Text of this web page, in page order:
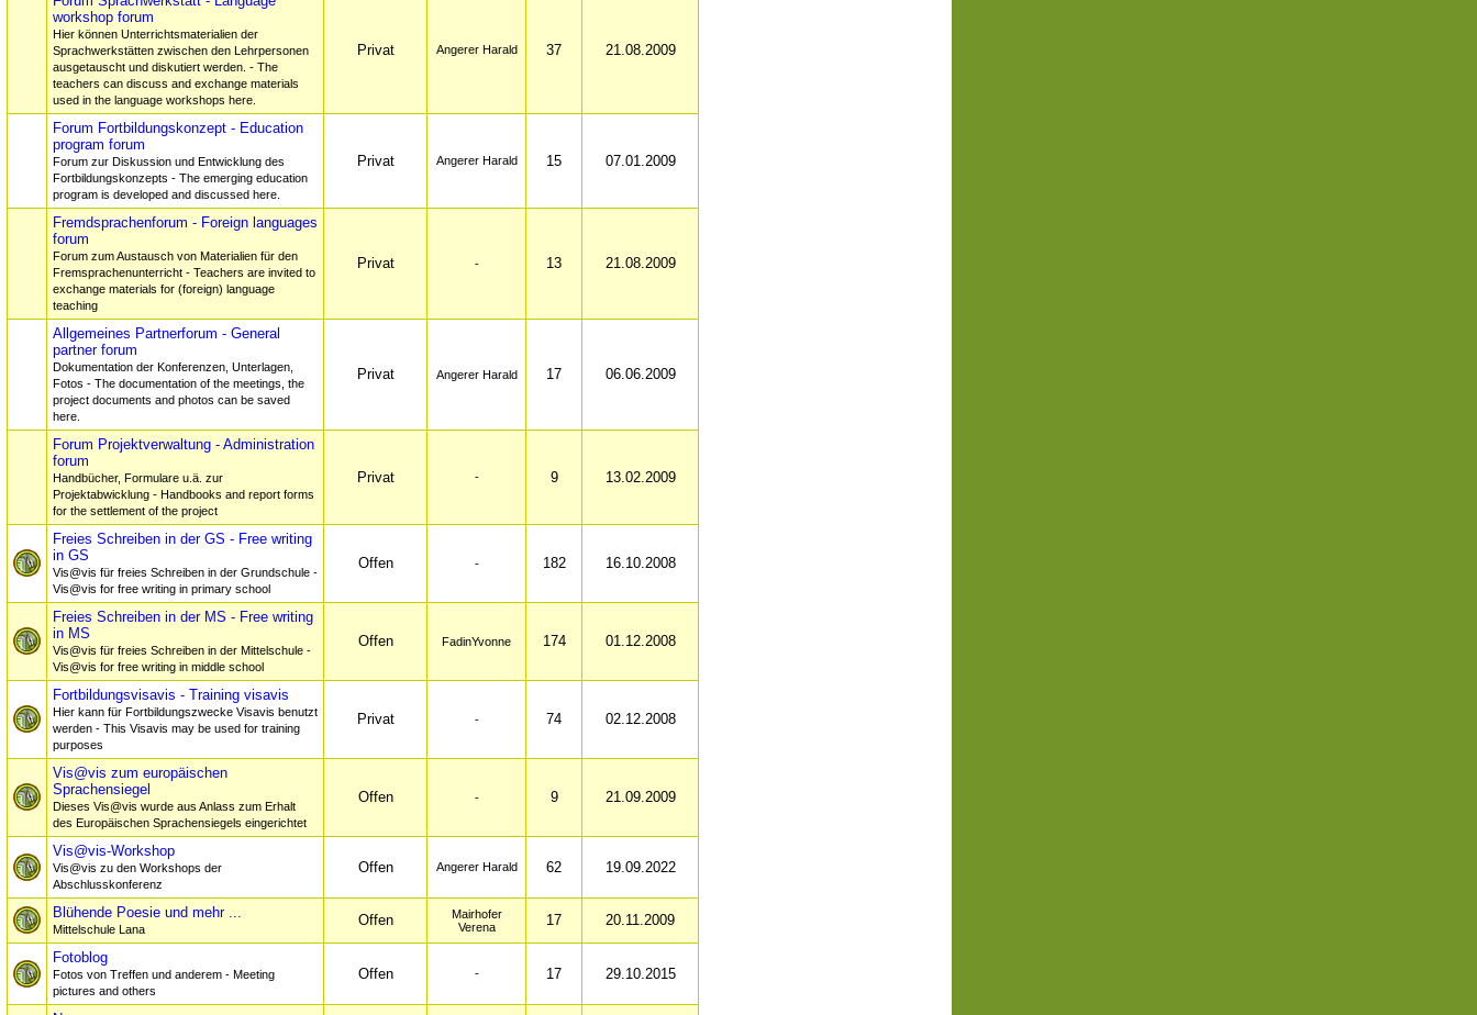
workshop forum
Hier können Unterrichtsmaterialien der
Sprachwerkstätten zwischen den Lehrpersonen
ausgetauscht und diskutiert werden. - The
teachers can discuss and exchange materials
used in the language workshops here.
Privat Angerer Harald 37 21.08.2009
Forum Fortbildungskonzept - Education
program forum
Forum zur Diskussion und Entwicklung des
Fortbildungskonzepts - The emerging education
program is developed and discussed here.
Privat Angerer Harald 15 07.01.2009
Fremdsprachenforum - Foreign languages
forum
Forum zum Austausch von Materialien für den
Fremsprachenunterricht - Teachers are invited to
exchange materials for (foreign) language
teaching
Privat - 13 21.08.2009
Allgemeines Partnerforum - General
partner forum
Dokumentation der Konferenzen, Unterlagen,
Fotos - The documentation of the meetings, the
project documents and photos can be saved
here.
Privat Angerer Harald 17 06.06.2009
Forum Projektverwaltung - Administration
forum
Handbücher, Formulare u.ä. zur
Projektabwicklung - Handbooks and report forms
for the settlement of the project
Privat - 9 13.02.2009
Freies Schreiben in der GS - Free writing
in GS
Vis@vis für freies Schreiben in der Grundschule -
Vis@vis for free writing in primary school
Offen - 182 16.10.2008
Freies Schreiben in der MS - Free writing
in MS
Vis@vis für freies Schreiben in der Mittelschule -
Vis@vis for free writing in middle school
Offen FadinYvonne 174 01.12.2008
Fortbildungsvisavis - Training visavis
Hier kann für Fortbildungszwecke Visavis benutzt
werden - This Visavis may be used for training
purposes
Privat - 74 02.12.2008
Vis@vis zum europäischen
Sprachensiegel
Dieses Vis@vis wurde aus Anlass zum Erhalt
des Europäischen Sprachensiegels eingerichtet
Offen - 9 21.09.2009
Vis@vis-Workshop
Vis@vis zu den Workshops der
Abschlusskonferenz
Offen Angerer Harald 62 19.09.2022
Blühende Poesie und mehr ...
Mittelschule Lana
Offen
Mairhofer
Verena
17 20.11.2009
Fotoblog
Fotos von Treffen und anderem - Meeting
pictures and others
Offen - 17 29.10.2015